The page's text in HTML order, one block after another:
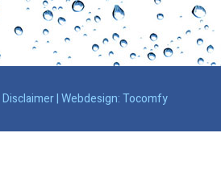
Disclaimer| Webdesign:Tocomfy